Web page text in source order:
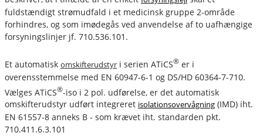
fuldstændigt strømudfald i et medicinsk gruppe 2-område
forhindres, og som imødegås ved anvendelse af to uafhængige
forsyningslinjer jf. 710.536.101.
Et automatisk omskifterudstyr i serien ATiCS® er i
overensstemmelse med EN 60947-6-1 og DS/HD 60364-7-710.
Vælges ATiCS®-iso i 2 pol. udførelse, er det automatisk
omskifterudstyr udført integreret isolationsovervågning (IMD) iht.
EN 61557-8 anneks B - som krævet iht. standarden pkt.
710.411.6.3.101